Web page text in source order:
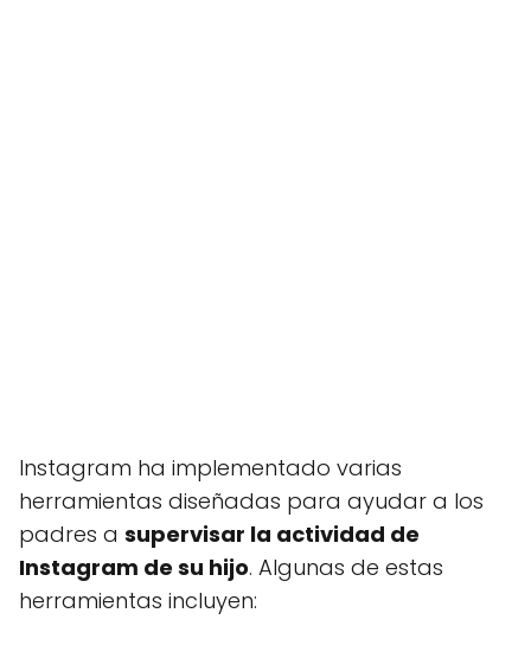
Instagram ha implementado varias
herramientas diseñadas para ayudar a los
padres a supervisar la actividad de
Instagram de su hijo. Algunas de estas
herramientas incluyen: